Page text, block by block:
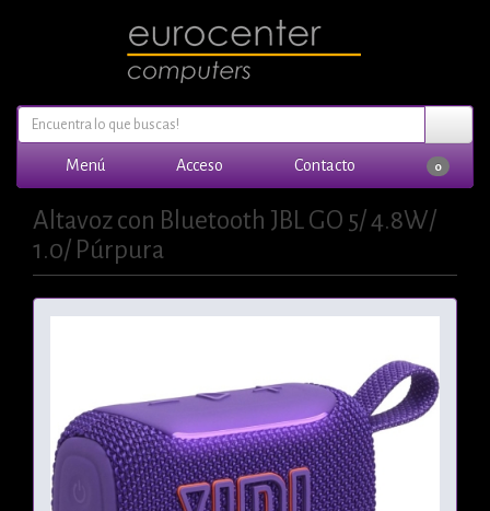
Menú Acceso Contacto 0
Altavoz con Bluetooth JBL GO 5/ 4.8W/
1.0/ Púrpura